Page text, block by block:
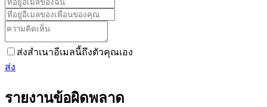
ส่งสำเนาอีเมลนี้ถึงตัวคุณเอง
ส่ง
รายงานข้อผิดพลาด